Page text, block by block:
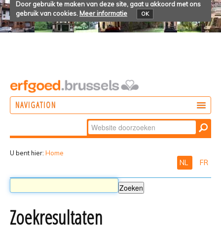
Door gebruik te maken van deze site, gaat u akkoord met ons
gebruik van cookies. Meer informatie OK
NAVIGATION
Zoek
Geavanceerd
U bent hier: Home
NL FR
Zoekresultaten